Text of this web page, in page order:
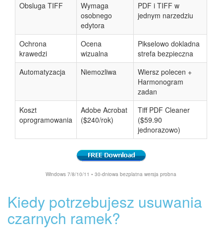
Obsluga TIFF
Wymaga
osobnego
edytora
PDF i TIFF w
jednym narzedziu
Ochrona
krawedzi
Ocena
wizualna
Pikselowo dokladna
strefa bezpieczna
Automatyzacja
Niemozliwa
Wiersz polecen +
Harmonogram
zadan
Koszt
oprogramowania
Adobe Acrobat
($240/rok)
Tiff PDF Cleaner
($59.90
jednorazowo)
Windows 7/8/10/11 • 30-dniowa bezplatna wersja probna
Kiedy potrzebujesz usuwania
czarnych ramek?